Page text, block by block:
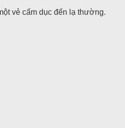
vẻ cấm dục đến lạ thường.